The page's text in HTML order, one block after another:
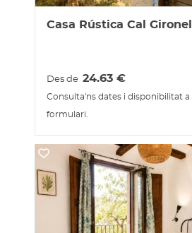
Casa Rústica Cal Gironell
Des de 24.63€
Consulta'ns dates i disponibilitat a
formulari.